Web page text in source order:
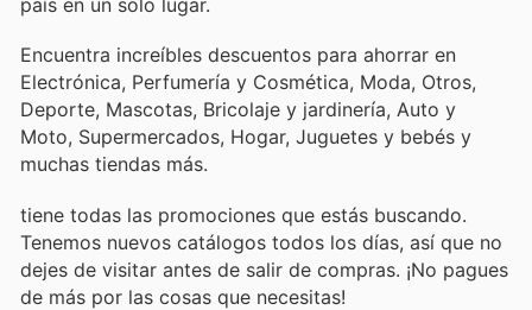
país en un solo lugar.
Encuentra increíbles descuentos para ahorrar en
Electrónica, Perfumería y Cosmética, Moda, Otros,
Deporte, Mascotas, Bricolaje y jardinería, Auto y
Moto, Supermercados, Hogar, Juguetes y bebés y
muchas tiendas más.
tiene todas las promociones que estás buscando.
Tenemos nuevos catálogos todos los días, así que no
dejes de visitar antes de salir de compras. ¡No pagues
de más por las cosas que necesitas!